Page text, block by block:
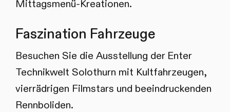
Mittagsmenü-Kreationen.
Faszination Fahrzeuge
Besuchen Sie die Ausstellung der Enter
Technikwelt Solothurn mit Kultfahrzeugen,
vierrädrigen Filmstars und beeindruckenden
Rennboliden.